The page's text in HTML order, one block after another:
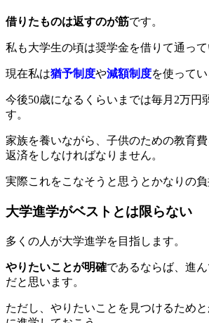
借りたものは返すのが筋です。
私も大学生の頃は奨学金を借りて通って
現在私は猶予制度や減額制度を使って
今後50歳になるくらいまでは毎月2万円
す。
家族を養いながら、子供のための教育
返済をしなければなりません。
実際これをこなそうと思うとかなりの負
大学進学がベストとは限らない
多くの人が大学進学を目指します。
やりたいことが明確であるならば、進
だと思います。
ただし、やりたいことを見つけるため